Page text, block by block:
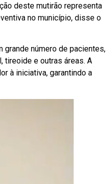
deste mutirão representa
no município, disse o
grande número de pacientes,
tireoide e outras áreas. A
à iniciativa, garantindo a